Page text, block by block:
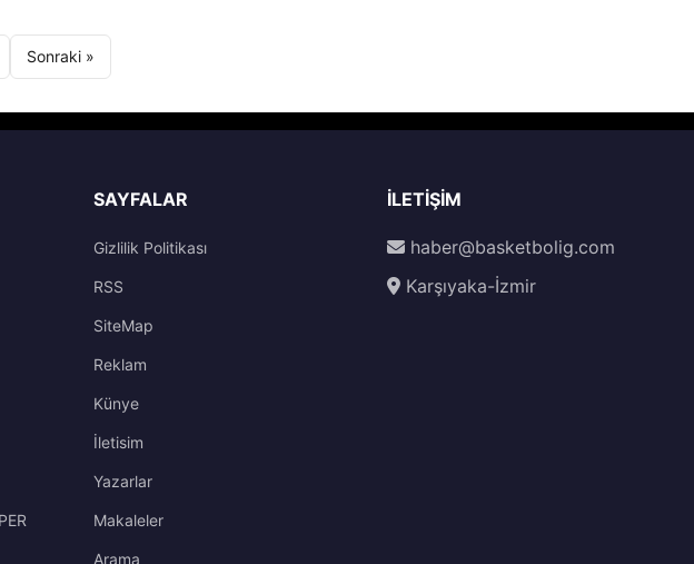
Sonraki »
SAYFALAR
Gizlilik Politikası
RSS
SiteMap
Reklam
Künye
İletisim
Yazarlar
Makaleler
Arama
İLETIŞIM
haber@basketbolig.com
Karşıyaka-İzmir